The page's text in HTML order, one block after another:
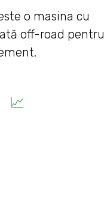
o masina cu
off-road pentru